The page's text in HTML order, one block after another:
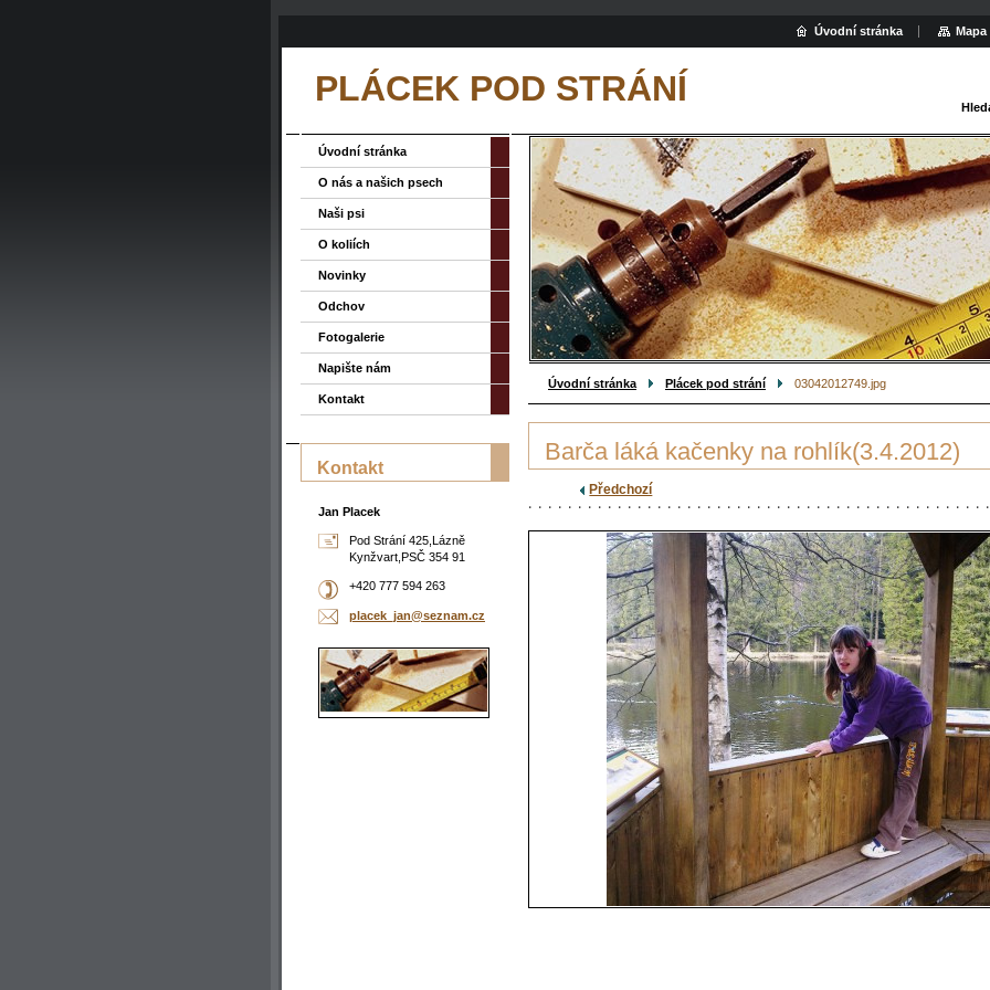
PLÁCEK POD STRÁNÍ
Úvodní stránka Plácek pod strání 03042012749.jpg
Barča láká kačenky na rohlík(3.4.2012)
Předchozí
Úvodní stránka
O nás a našich psech
Naši psi
O koliích
Novinky
Odchov
Fotogalerie
Napište nám
Kontakt
Kontakt
Jan Placek
Pod Strání 425,Lázně
Kynžvart,PSČ 354 91
+420 777 594 263
placek_jan@seznam.cz
Úvodní stránka